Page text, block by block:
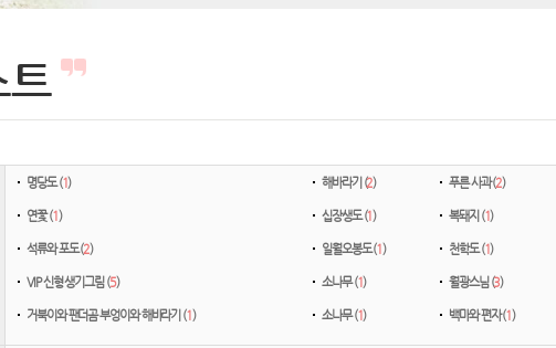
트
명당도 (1) 해바라기 (2) 푸른 사과 (2)
연꽃 (1) 십장생도 (1) 복돼지 (1)
석류와 포도 (2) 일월오봉도 (1) 천학도 (1)
VIP 신형 생기그림 (5) 소나무 (1) 월광스님 (3)
거북이와 팬더곰 부엉이와 해바라기 (1) 소나무 (1) 백마와 편자 (1)